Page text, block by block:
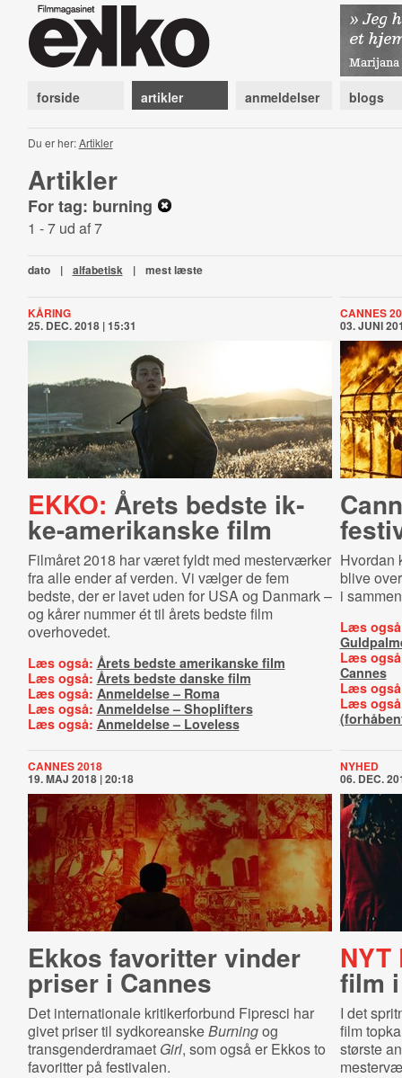
forside artikler anmeldelser blogs
Du er her:Artikler
Artikler
For tag: burning
1 - 7 ud af 7
dato | alfabetisk | mest læste
KÅRING
25. DEC. 2018 | 15:31
EKKO: Årets bedste ik­
ke-​ame­ri­kan­ske film
Filmåret 2018 har været fyldt med mesterværker
fra alle ender af verden. Vi vælger de fem
bedste, der er lavet uden for USA og Danmark –
og kårer nummer ét til årets bedste film
overhovedet.
Læs også: Årets bedste amerikanske film
Læs også: Årets bedste danske film
Læs også: Anmeldelse – Roma
Læs også: Anmeldelse – Shoplifters
Læs også: Anmeldelse – Loveless
CANNES
03. JUNI
Hvordan
blive
i
Læs
Læs
Cannes
Læs
Læs
CANNES 2018
19. MAJ 2018 | 20:18
Ekkos favoritter vinder
priser i Cannes
Det internationale kritikerforbund Fipresci har
givet priser til sydkoreanskeBurningog
transgenderdramaet Girl, som også er Ekkos to
favoritter på festivalen.
NYHED
06. DEC.
NYT
film
I det
film
største